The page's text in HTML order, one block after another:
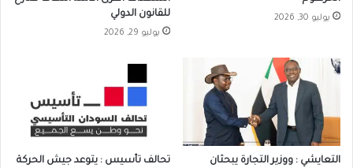
يوليو 30, 2026
للقانون الدولي
يوليو 29, 2026
التعايشي : ووزير التجارة يبحثان
تحالف تأسيس : يتوعد جيش الحركة